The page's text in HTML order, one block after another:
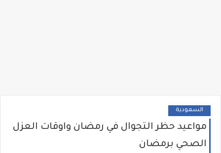
السعودية
مواعيد حظر التجوال في رمضان واوقات العزل
الصحي برمضان